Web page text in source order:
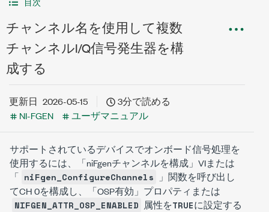
チャンネル名を使用して複数
チャンネルI/Q信号発生器を構
成する
更新日 2026-05-15
3分で読める
NI-FGEN
ユーザマニュアル
サポートされているデバイスでオンボード信号処理を
使用するには、「niFgenチャンネルを構成」VIまたは
「 niFgen_ConfigureChannels
」関数を呼び出し
てCH 0を構成し、「OSP有効」プロパティまたは
NIFGEN_ATTR_OSP_ENABLED 属性をTRUEに設定する